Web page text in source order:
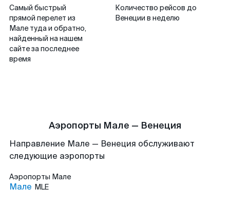
Самый быстрый
прямой перелет из
Мале туда и обратно,
найденный на нашем
сайте за последнее
время
Количество рейсов до
Венеции в неделю
Аэропорты Мале — Венеция
Направление Мале — Венеция обслуживают
следующие аэропорты
Аэропорты Мале
Мале MLE